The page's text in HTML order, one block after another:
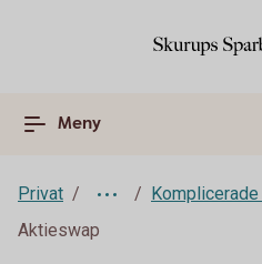
Meny
Privat
Aktieswap